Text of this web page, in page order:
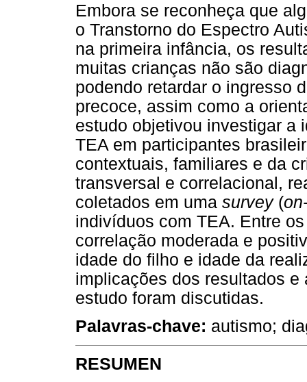
Embora se reconheça que
o Transtorno do Espectro
na primeira infância, os
muitas crianças não são
podendo retardar o ingresso
precoce, assim como a
estudo objetivou investigar a
TEA em participantes
contextuais, familiares e da
transversal e correlacional,
coletados em uma survey (
indivíduos com TEA. Entre
correlação moderada e
idade do filho e idade da
implicações dos resultados
estudo foram discutidas.
Palavras-chave: autismo;
RESUMEN